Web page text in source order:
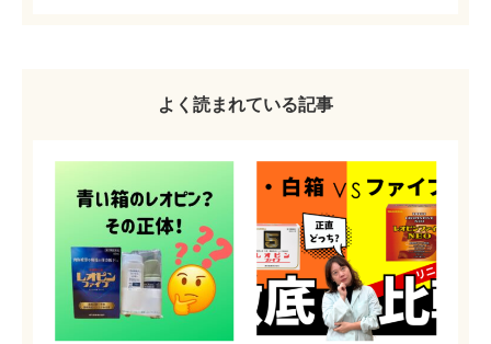
よく読まれている記事